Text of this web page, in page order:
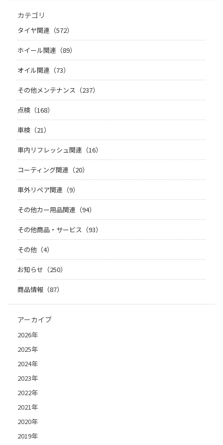
カテゴリ
タイヤ関連（572）
ホイール関連（89）
オイル関連（73）
その他メンテナンス（237）
点検（168）
車検（21）
車内リフレッシュ関連（16）
コーティング関連（20）
車外リペア関連（9）
その他カー用品関連（94）
その他商品・サービス（93）
その他（4）
お知らせ（250）
商品情報（87）
アーカイブ
2026年
2025年
2024年
2023年
2022年
2021年
2020年
2019年